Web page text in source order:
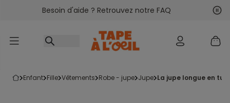
Accéder au contenu
Besoin d'aide ? Retrouvez notre FAQ
enfant fille vêtements robe - jupe jupe la jupe longue en